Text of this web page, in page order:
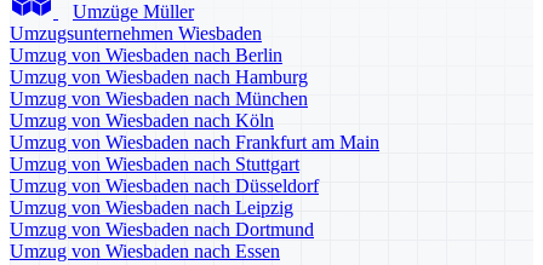
Umzüge Müller
Umzugsunternehmen Wiesbaden
Umzug von Wiesbaden nach Berlin
Umzug von Wiesbaden nach Hamburg
Umzug von Wiesbaden nach München
Umzug von Wiesbaden nach Köln
Umzug von Wiesbaden nach Frankfurt am Main
Umzug von Wiesbaden nach Stuttgart
Umzug von Wiesbaden nach Düsseldorf
Umzug von Wiesbaden nach Leipzig
Umzug von Wiesbaden nach Dortmund
Umzug von Wiesbaden nach Essen